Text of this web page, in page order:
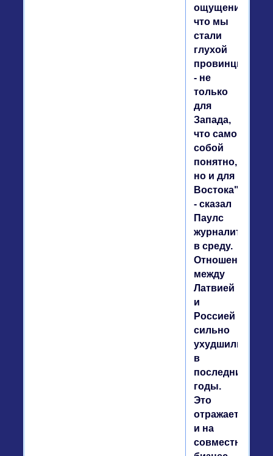
ощущение,
что мы
стали
глухой
провинцией
- не
только
для
Запада,
что само
собой
понятно,
но и для
Востока",
- сказал
Паулс
журналитстам
в среду.
Отношения
между
Латвией
и
Россией
сильно
ухудшились
в
последние
годы.
Это
отражается
и на
совместных